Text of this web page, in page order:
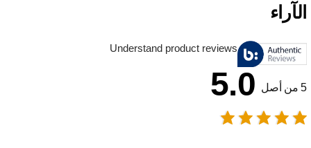
الآراء
Understand product reviews
5 من أصل 5.0